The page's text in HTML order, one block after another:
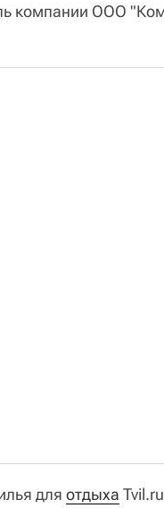
компании ООО
для отдыха